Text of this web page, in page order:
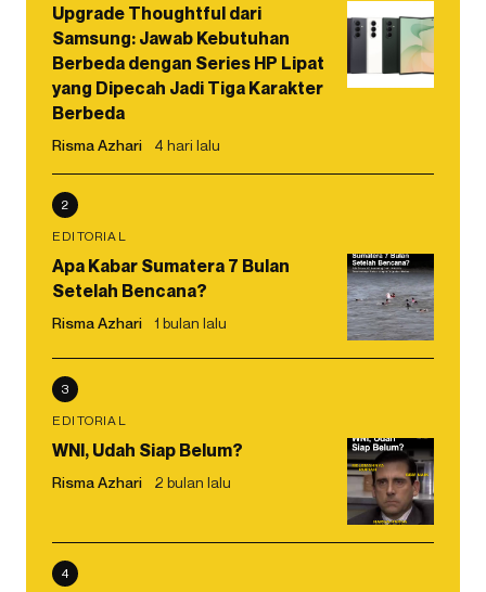
Upgrade Thoughtful dari
Samsung: Jawab Kebutuhan
Berbeda dengan Series HP Lipat
yang Dipecah Jadi Tiga Karakter
Berbeda
Risma Azhari 4 hari lalu
2
EDITORIAL
Apa Kabar Sumatera 7 Bulan
Setelah Bencana?
Risma Azhari 1 bulan lalu
3
EDITORIAL
WNI, Udah Siap Belum?
Risma Azhari 2 bulan lalu
4